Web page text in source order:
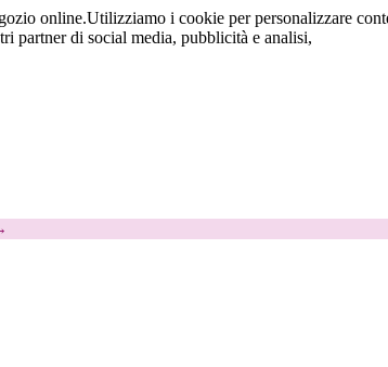
online.Utilizziamo i cookie per personalizzare
partner di social media, pubblicità e analisi,